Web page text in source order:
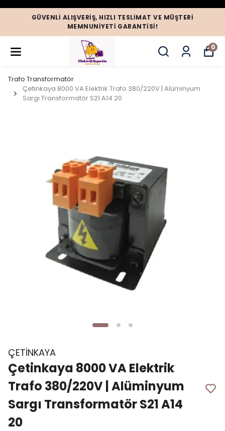
GÜVENLI ALIŞVERIŞ, HIZLI TESLIMAT VE MÜŞTERI
MEMNUNIYETI GARANTISI!
0
Trafo Transformatör
Çetinkaya 8000 VA Elektrik Trafo 380/220V | Alüminyum
Sargı Transformatör S21 A14 20
ÇETİNKAYA
Çetinkaya 8000 VA Elektrik
Trafo 380/220V | Alüminyum
Sargı Transformatör S21 A14
20